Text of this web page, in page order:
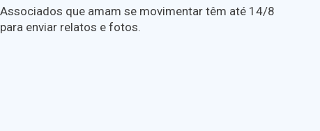
Associados que amam se movimentar têm até 14/8
para enviar relatos e fotos.